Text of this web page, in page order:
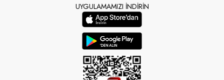
UYGULAMAMIZI İNDİRİN